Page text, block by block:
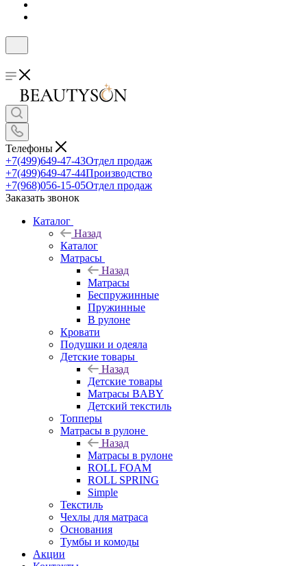
Телефоны
+7(499)649-47-43Отдел продаж
+7(499)649-47-44Производство
+7(968)056-15-05Отдел продаж
Заказать звонок
Каталог
Назад
Каталог
Матрасы
Назад
Матрасы
Беспружинные
Пружинные
В рулоне
Кровати
Подушки и одеяла
Детские товары
Назад
Детские товары
Матрасы BABY
Детский текстиль
Топперы
Матрасы в рулоне
Назад
Матрасы в рулоне
ROLL FOAM
ROLL SPRING
Simple
Текстиль
Чехлы для матраса
Основания
Тумбы и комоды
Акции